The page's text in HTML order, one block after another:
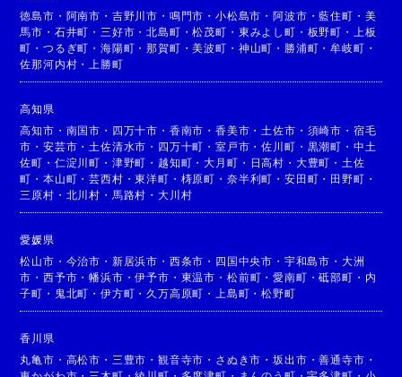
徳島市 ・ 阿南市 ・ 吉野川市 ・ 鳴門市 ・小松島市 ・阿波市 ・藍住町 ・ 美
馬市 ・ 石井町 ・ 三好市 ・北島町 ・松茂町 ・ 東みよし町 ・ 板野町 ・
上板
町 ・つるぎ町 ・海陽町 ・那賀町 ・美波町 ・ 神山町 ・ 勝浦町 ・牟岐町 ・
佐那河内村 ・ 上勝町
高知県
高知市 ・ 南国市 ・ 四万十市 ・ 香南市 ・香美市 ・ 土佐市 ・ 須崎市 ・ 宿毛
市 ・安芸市 ・ 土佐清水市 ・ 四万十町 ・室戸市 ・佐川町 ・ 黒潮町 ・ 中土
佐町 ・ 仁淀川町 ・ 津野町 ・ 越知町 ・大月町 ・ 日高村 ・ 大豊町 ・ 土佐
町 ・本山町 ・芸西村 ・東洋町 ・ 梼原町 ・ 奈半利町 ・ 安田町 ・ 田野町 ・
三原村 ・ 北川村 ・ 馬路村 ・大川村
愛媛県
松山市 ・ 今治市 ・ 新居浜市 ・ 西条市 ・ 四国中央市 ・ 宇和島市 ・ 大洲
市 ・西予市 ・幡浜市 ・伊予市 ・ 東温市 ・ 松前町 ・愛南町 ・砥部町 ・ 内
子町 ・ 鬼北町 ・伊方町 ・ 久万高原町 ・ 上島町 ・松野町
香川県
丸亀市 ・ 高松市 ・ 三豊市 ・観音寺市 ・ さぬき市 ・坂出市 ・善通寺市 ・